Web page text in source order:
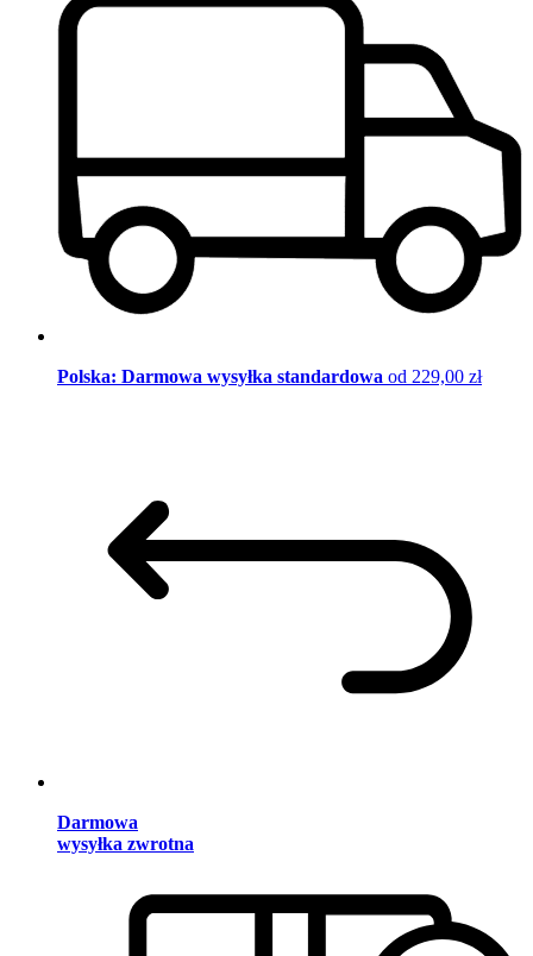
Polska: Darmowa wysyłka standardowa od 229,00 zł
Darmowa
wysyłka zwrotna